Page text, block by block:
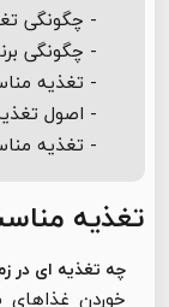
- چگونگی
- چگونگی
- تغذیه
- اصول
- تغذیه
تغذیه
چه تغذيه ای در
خوردن غذاهای